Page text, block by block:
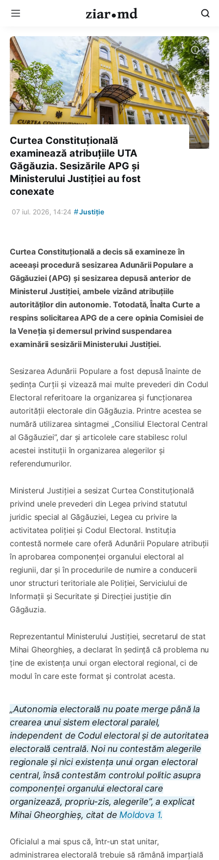
Curtea Constituțională
examinează atribuțiile UTA
Găgăuzia. Sesizările APG și
Ministerului Justiției au fost
conexate
07 iul. 2026, 14:24 #Justiție
Curtea Constituțională a decis să examineze în
aceeași procedură sesizarea Adunării Populare a
Găgăuziei (APG) și sesizarea depusă anterior de
Ministerul Justiției, ambele vizând atribuțiile
autorităților din autonomie. Totodată, Înalta Curte a
respins solicitarea APG de a cere opinia Comisiei de
la Veneția și demersul privind suspendarea
examinării sesizării Ministerului Justiției.
Sesizarea Adunării Populare a fost depusă înainte de
ședința Curții și vizează mai multe prevederi din Codul
Electoral referitoare la organizarea și funcționarea
autorității electorale din Găgăuzia. Printre acestea se
numără utilizarea sintagmei „Consiliul Electoral Central
al Găgăuziei”, dar și articolele care stabilesc rolul
acestei instituții în organizarea alegerilor și
referendumurilor.
Ministerul Justiției a sesizat Curtea Constituțională
privind unele prevederi din Legea privind statutul
juridic special al Găgăuziei, Legea cu privire la
activitatea poliției și Codul Electoral. Instituția
contestă normele care oferă Adunării Populare atribuții
în aprobarea componenței organului electoral al
regiunii, dar și în procedurile de numire a conducerii
unor structuri teritoriale ale Poliției, Serviciului de
Informații și Securitate și Direcției justiție din
Găgăuzia.
Reprezentantul Ministerului Justiției, secretarul de stat
Mihai Gheorghieș, a declarat în ședință că problema nu
ține de existența unui organ electoral regional, ci de
modul în care este format și controlat acesta.
„Autonomia electorală nu poate merge până la
crearea unui sistem electoral paralel,
independent de Codul electoral și de autoritatea
electorală centrală. Noi nu contestăm alegerile
regionale și nici existența unui organ electoral
central, însă contestăm controlul politic asupra
componenței organului electoral care
organizează, propriu-zis, alegerile”, a explicat
Mihai Gheorghieș, citat de Moldova 1.
Oficialul a mai spus că, într-un stat unitar,
administrarea electorală trebuie să rămână imparțială